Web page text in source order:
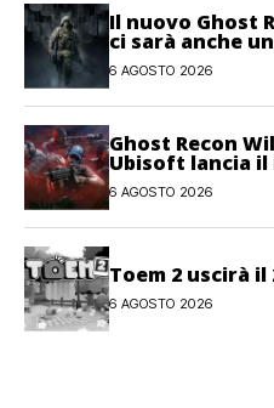
Il nuovo Ghost
ci sarà anche
6 AGOSTO 2026
Ghost Recon
Ubisoft lancia
gratuito Last
6 AGOSTO 2026
Toem 2 uscirà
6 AGOSTO 2026